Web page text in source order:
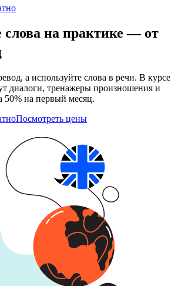
слова на практике — от
а используйте слова в речи. В курсе
диалоги, тренажеры произношения и
50% на первый месяц.
Посмотреть цены